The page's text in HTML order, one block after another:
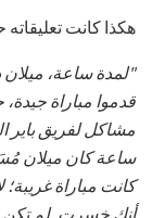
هكذا كانت تعليقاته
"لمدة ساعة، ميلان
قدموا مباراة
مشاكل لفريق باير
ساعة كان ميلان
كانت مباراة
أنك خسرت. لم تكن